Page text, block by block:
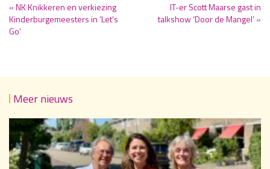
« NK Knikkeren en verkiezing
Kinderburgemeesters in ‘Let’s
Go’
IT-er Scott Maarse gast in
talkshow ‘Door de Mangel’ »
Meer nieuws